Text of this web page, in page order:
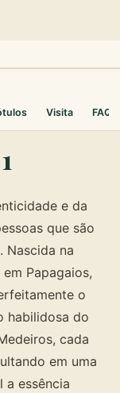
Visita FAQ
e da
que são
Nascida na
Papagaios,
o
habilidosa do
cada
em uma
a essência